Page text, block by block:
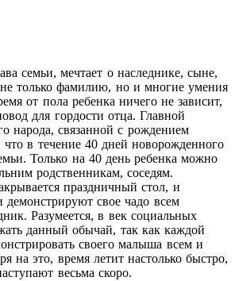
семьи, мечтает о наследнике, сыне,
не только фамилию, но и многие умения
от пола ребенка ничего не зависит,
для гордости отца. Главной
народа, связанной с рождением
что в течение 40 дней новорожденного
Только на 40 день ребенка можно
родственникам, соседям.
праздничный стол, и
демонстрируют свое чадо всем
Разумеется, в век социальных
данный обычай, так как каждой
своего малыша всем и
на это, время летит настолько быстро,
весьма скоро.